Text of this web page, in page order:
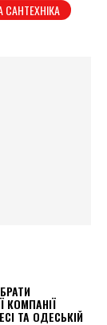
САНТЕХНІКА
КОМПАНІЇ
ТА ОДЕСЬКІЙ